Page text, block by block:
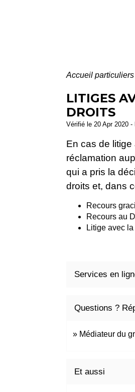
Accueil particuliers
LITIGES
DROITS
Vérifié le 20 Apr 2020
En cas de
réclamation
qui a pris la
droits et, dans
Recours
Recours au
Litige avec
Services en
Questions ?
Médiateur du
Et aussi